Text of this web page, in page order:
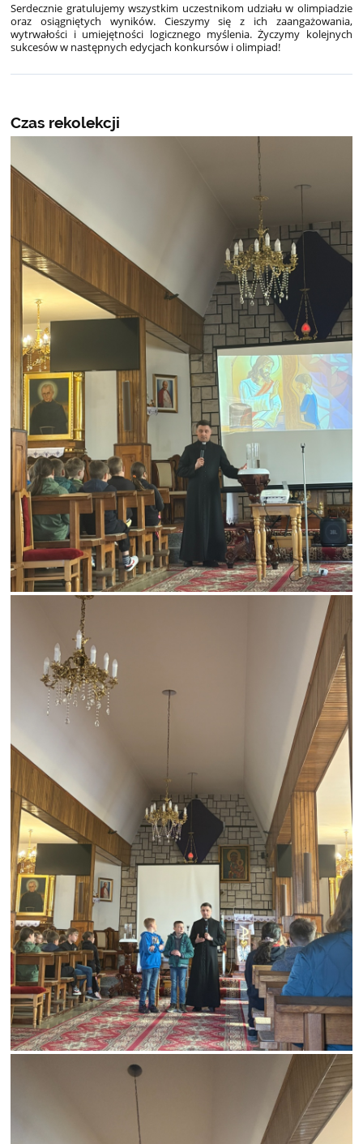
Serdecznie gratulujemy wszystkim uczestnikom udziału w olimpiadzie
oraz osiągniętych wyników. Cieszymy się z ich zaangażowania,
wytrwałości i umiejętności logicznego myślenia. Życzymy kolejnych
sukcesów w następnych edycjach konkursów i olimpiad!
Czas rekolekcji